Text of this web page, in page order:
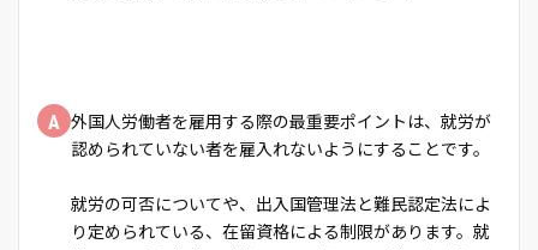
A
外国人労働者を雇用する際の最重要ポイントは、就労が
認められていない者を雇入れないようにすることです。
就労の可否についてや、出入国管理法と難民認定法によ
り定められている、在留資格による制限があります。就